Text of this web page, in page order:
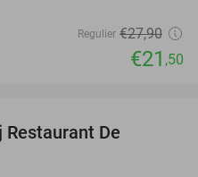
Regulier €27,90
€21 ,50
De